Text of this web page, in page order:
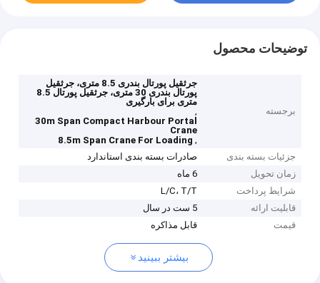
توضیحات محصول
برجسته
جرثقیل پورتال بندری 8.5 متری، جرثقیل
پورتال بندری 30 متری، جرثقیل پورتال 8.5
متری برای بارگیری
,
30m Span Compact Harbour Portal
Crane
,
8.5m Span Crane For Loading
جزئیات بسته بندی
صادرات بسته بندی استاندارد
زمان تحویل
6 ماه
شرایط پرداخت
L/C، T/T
قابلیت ارائه
5 ست در سال
قیمت
قابل مذاکره
بیشتر ببینید